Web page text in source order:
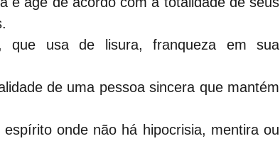
usa de lisura, franqueza em sua
de uma pessoa sincera que mantém
onde não há hipocrisia, mentira ou